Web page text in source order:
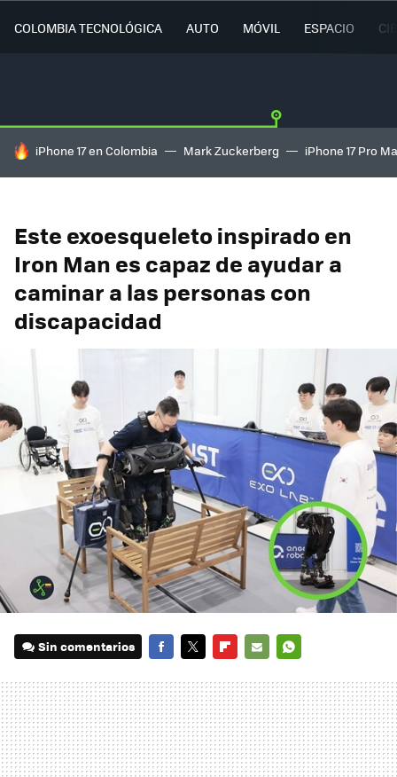
COLOMBIA TECNOLÓGICA AUTO MÓVIL ESPACIO
HOY SE HABLA DE
iPhone 17 en Colombia Mark Zuckerberg iPhone 17 Pro
Este exoesqueleto inspirado en
Iron Man es capaz de ayudar a
caminar a las personas con
discapacidad
Sin comentarios
MAIL